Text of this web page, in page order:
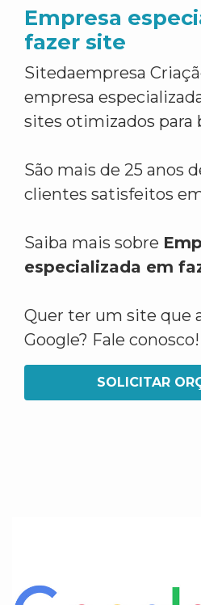
Empresa
fazer site
Sitedaempresa
empresa
sites otimizados para
São mais de 25 anos
clientes satisfeitos
Saiba mais sobre
especializada em
Quer ter um site que
Google? Fale conosco!
SOLICITAR